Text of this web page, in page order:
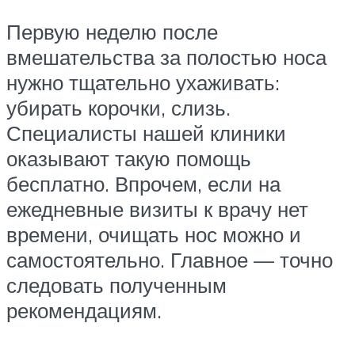
Первую неделю после
вмешательства за полостью носа
нужно тщательно ухаживать:
убирать корочки, слизь.
Специалисты нашей клиники
оказывают такую помощь
бесплатно. Впрочем, если на
ежедневные визиты к врачу нет
времени, очищать нос можно и
самостоятельно. Главное — точно
следовать полученным
рекомендациям.